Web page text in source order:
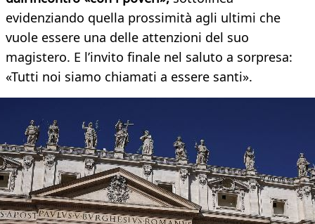
evidenziando quella prossimità agli ultimi che
vuole essere una delle attenzioni del suo
magistero. E l’invito finale nel saluto a sorpresa:
«Tutti noi siamo chiamati a essere santi».